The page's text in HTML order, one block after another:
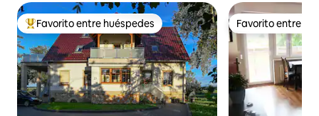
Favorito entre los huéspedes más destacados
Favorito entre huéspedes Favorito entre
Favorito entre